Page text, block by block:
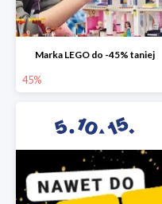
Marka LEGO do -45% taniej
45%